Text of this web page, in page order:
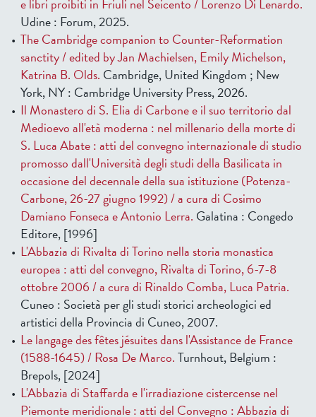
e libri proibiti in Friuli nel Seicento / Lorenzo Di Lenardo.
Udine : Forum, 2025.
The Cambridge companion to Counter-Reformation
sanctity / edited by Jan Machielsen, Emily Michelson,
Katrina B. Olds. Cambridge, United Kingdom ; New
York, NY : Cambridge University Press, 2026.
Il Monastero di S. Elia di Carbone e il suo territorio dal
Medioevo all'età moderna : nel millenario della morte di
S. Luca Abate : atti del convegno internazionale di studio
promosso dall'Università degli studi della Basilicata in
occasione del decennale della sua istituzione (Potenza-
Carbone, 26-27 giugno 1992) / a cura di Cosimo
Damiano Fonseca e Antonio Lerra. Galatina : Congedo
Editore, [1996]
L'Abbazia di Rivalta di Torino nella storia monastica
europea : atti del convegno, Rivalta di Torino, 6-7-8
ottobre 2006 / a cura di Rinaldo Comba, Luca Patria.
Cuneo : Società per gli studi storici archeologici ed
artistici della Provincia di Cuneo, 2007.
Le langage des fêtes jésuites dans l'Assistance de France
(1588-1645) / Rosa De Marco.Turnhout, Belgium :
Brepols, [2024]
L'Abbazia di Staffarda e l'irradiazione cistercense nel
Piemonte meridionale : atti del Convegno : Abbazia di